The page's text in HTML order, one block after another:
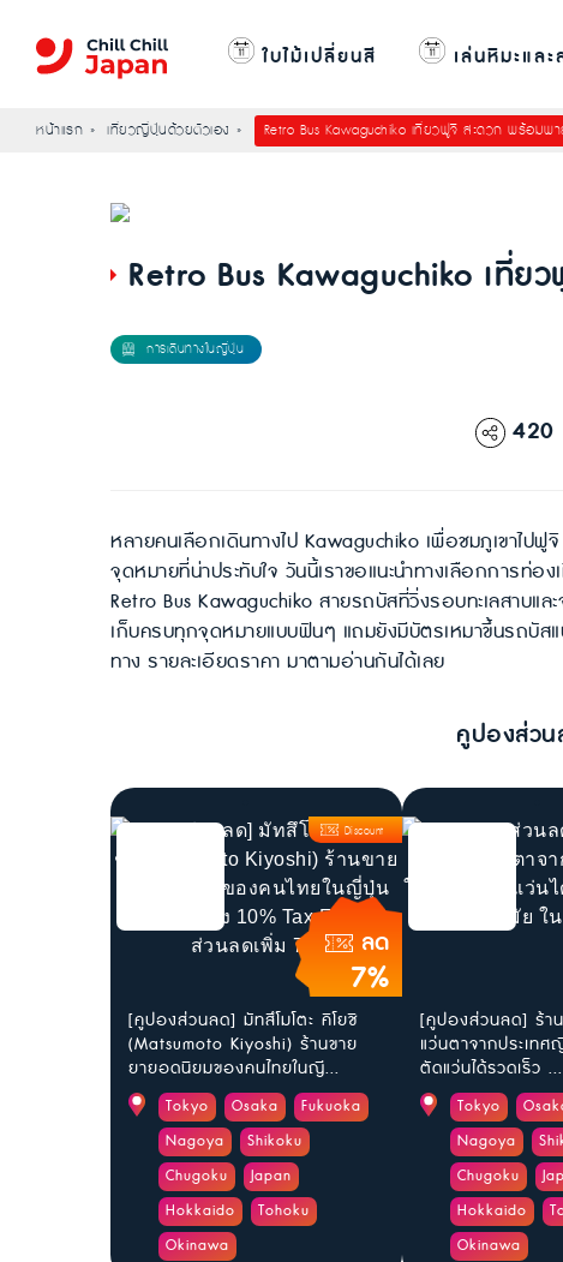
ใบไม้เปลี่ยนสี เล่นหิมะและ
หน้าแรก เที่ยวญี่ปุ่นด้วยตัวเอง Retro Bus Kawaguchiko เที่ยวฟูจิ สะดวก พร้อมพ
Retro Bus Kawaguchiko เที่
420
หลายคนเลือกเดินทางไป Kawaguchiko เพื่อชมภูเขาไป
จุดหมายที่น่าประทับใจ วันนี้เราขอแนะนำทางเลือกการท่อ
Retro Bus Kawaguchiko สายรถบัสที่วิ่งรอบทะเลสาบแ
เก็บครบทุกจุดหมายแบบฟินๆ แถมยังมีบัตรเหมาขึ้นรถบัส
ทาง รายละเอียดราคา มาตามอ่านกันได้เลย
คูปองส่วน
ลด
7%
Discount
[คูปองส่วนลด] มัทสึโมโตะ คิโยชิ
(Matsumoto Kiyoshi) ร้านขาย
ยายอดนิยมของคนไทยในญี...
Tokyo Osaka
Fukuoka
Nagoya
Shikoku
Chugoku
Japan
Hokkaido
Tohoku
Okinawa
[คูปองส่วนลด] ร้า
แว่นตาจากประเท
ตัดแว่นได้รวดเร็ว ...
Tokyo
Nagoya
Chugoku
Hokkaido
Okinawa